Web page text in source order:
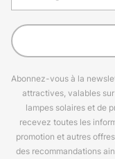
Abonnez-vous à la
attractives, valables
lampes solaires et de
recevez toutes les
promotion et autres
des recommandations